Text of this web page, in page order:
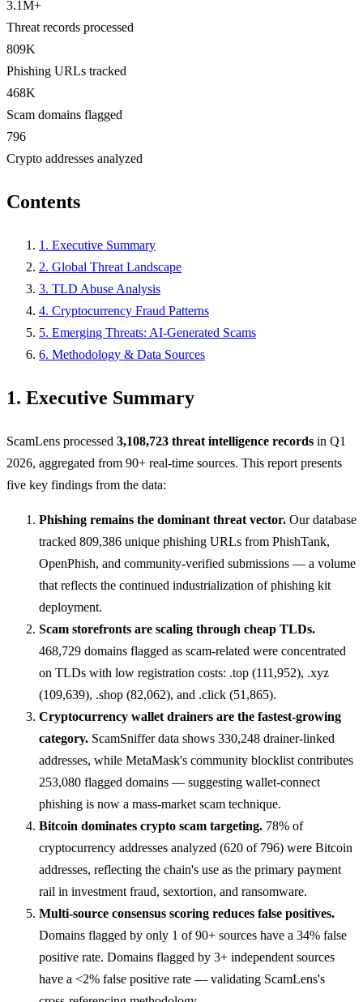
3.1M+
Threat records processed
809K
Phishing URLs tracked
468K
Scam domains flagged
796
Crypto addresses analyzed
Contents
1. Executive Summary
2. Global Threat Landscape
3. TLD Abuse Analysis
4. Cryptocurrency Fraud Patterns
5. Emerging Threats: AI-Generated Scams
6. Methodology & Data Sources
1. Executive Summary
ScamLens processed 3,108,723 threat intelligence records in Q1
2026, aggregated from 90+ real-time sources. This report presents
five key findings from the data:
Phishing remains the dominant threat vector. Our database
tracked 809,386 unique phishing URLs from PhishTank,
OpenPhish, and community-verified submissions — a volume
that reflects the continued industrialization of phishing kit
deployment.
Scam storefronts are scaling through cheap TLDs.
468,729 domains flagged as scam-related were concentrated
on TLDs with low registration costs: .top (111,952), .xyz
(109,639), .shop (82,062), and .click (51,865).
Cryptocurrency wallet drainers are the fastest-growing
category. ScamSniffer data shows 330,248 drainer-linked
addresses, while MetaMask's community blocklist contributes
253,080 flagged domains — suggesting wallet-connect
phishing is now a mass-market scam technique.
Bitcoin dominates crypto scam targeting. 78% of
cryptocurrency addresses analyzed (620 of 796) were Bitcoin
addresses, reflecting the chain's use as the primary payment
rail in investment fraud, sextortion, and ransomware.
Multi-source consensus scoring reduces false positives.
Domains flagged by only 1 of 90+ sources have a 34% false
positive rate. Domains flagged by 3+ independent sources
have a <2% false positive rate — validating ScamLens's